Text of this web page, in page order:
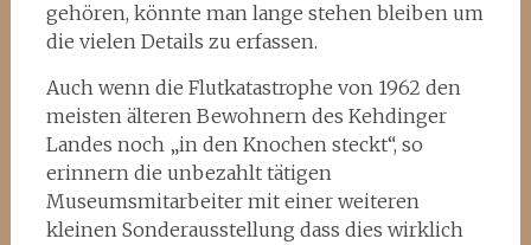
gehören, könnte man lange stehen bleiben um
die vielen Details zu erfassen.
Auch wenn die Flutkatastrophe von 1962 den
meisten älteren Bewohnern des Kehdinger
Landes noch „in den Knochen steckt“, so
erinnern die unbezahlt tätigen
Museumsmitarbeiter mit einer weiteren
kleinen Sonderausstellung dass dies wirklich